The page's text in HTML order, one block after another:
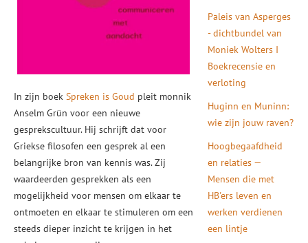
In zijn boek Spreken is Goud pleit monnik
Anselm Grün voor een nieuwe
gesprekscultuur. Hij schrijft dat voor
Griekse filosofen een gesprek al een
belangrijke bron van kennis was. Zij
waardeerden gesprekken als een
mogelijkheid voor mensen om elkaar te
ontmoeten en elkaar te stimuleren om een
steeds dieper inzicht te krijgen in het
Paleis van Asperges
- dichtbundel van
Moniek Wolters I
Boekrecensie en
verloting
Huginn en Muninn:
wie zijn jouw raven?
Hoogbegaafdheid
en relaties —
Mensen die met
HB'ers leven en
werken verdienen
een lintje